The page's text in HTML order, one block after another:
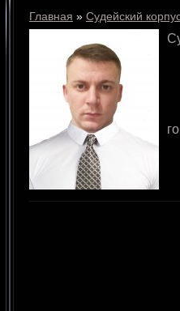
Главная » Судейский